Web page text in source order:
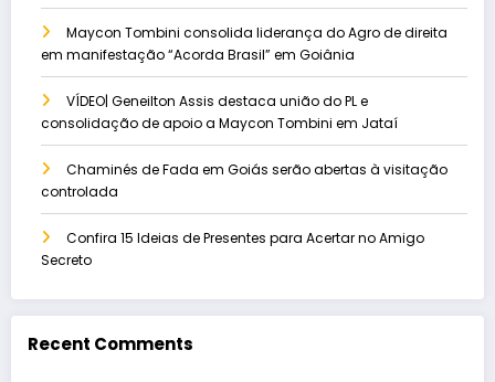
Maycon Tombini consolida liderança do Agro de direita
em manifestação “Acorda Brasil” em Goiânia
VÍDEO| Geneilton Assis destaca união do PL e
consolidação de apoio a Maycon Tombini em Jataí
Chaminés de Fada em Goiás serão abertas à visitação
controlada
Confira 15 Ideias de Presentes para Acertar no Amigo
Secreto
Recent Comments